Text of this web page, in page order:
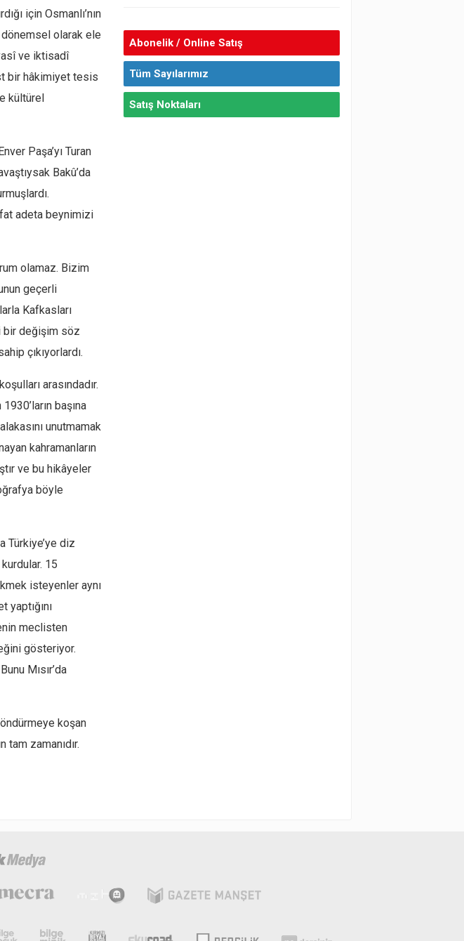
için Osmanlı’nın
olarak ele
ve iktisadî
bir hâkimiyet tesis
kültürel
Paşa’yı Turan
Bakû’da
adeta beynimizi
olamaz. Bizim
geçerli
Kafkasları
bir değişim söz
çıkıyorlardı.
arasındadır.
başına
unutmamak
kahramanların
ve bu hikâyeler
böyle
Türkiye’ye diz
15
isteyenler aynı
yaptığını
meclisten
gösteriyor.
Mısır’da
koşan
zamanıdır.
Abonelik / Online Satış
Tüm Sayılarımız
Satış Noktaları